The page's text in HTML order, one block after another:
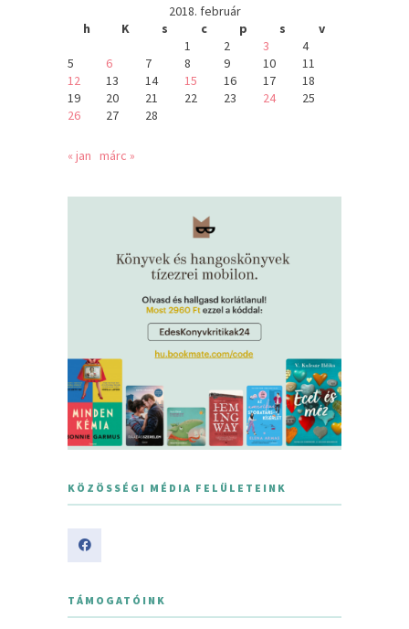
2018. február
h
K s c p s
v
1
2 3
4
5
6 7 8 9 10
11
12
13 14 15 16 17
18
19
20 21 22 23 24
25
26
27 28
« jan márc »
KÖZÖSSÉGI MÉDIA FELÜLETEINK
TÁMOGATÓINK